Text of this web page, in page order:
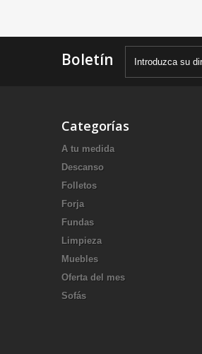
Boletín
Categorías
A tu medida
Descanso
Folletos
Forja
Fundas
Limpieza
Muebles
Oferta del mes
Sofás